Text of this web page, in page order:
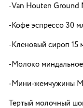
-Van Houten Ground
-Кофе эспрессо 30
-Кленовый сироп 15
-Молоко
-Мини-жемчужины
Тертый молочный